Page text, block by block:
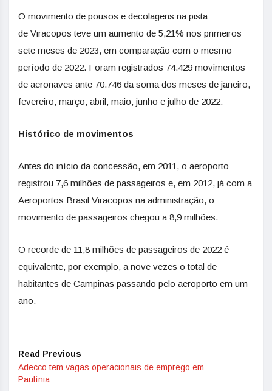
O movimento de pousos e decolagens na pista
de Viracopos teve um aumento de 5,21% nos primeiros
sete meses de 2023, em comparação com o mesmo
período de 2022. Foram registrados 74.429 movimentos
de aeronaves ante 70.746 da soma dos meses de janeiro,
fevereiro, março, abril, maio, junho e julho de 2022.
Histórico de movimentos
Antes do início da concessão, em 2011, o aeroporto
registrou 7,6 milhões de passageiros e, em 2012, já com a
Aeroportos Brasil Viracopos na administração, o
movimento de passageiros chegou a 8,9 milhões.
O recorde de 11,8 milhões de passageiros de 2022 é
equivalente, por exemplo, a nove vezes o total de
habitantes de Campinas passando pelo aeroporto em um
ano.
Read Previous
Adecco tem vagas operacionais de emprego em
Paulínia